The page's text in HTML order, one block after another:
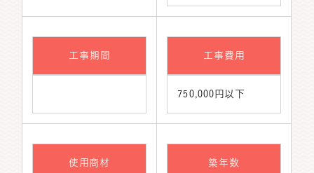
工事期間 工事費用
750,000円以下
使用商材 築年数